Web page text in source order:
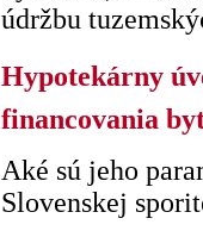
údržbu
Hypotekárny
financovania
Aké sú jeho
Slovenskej